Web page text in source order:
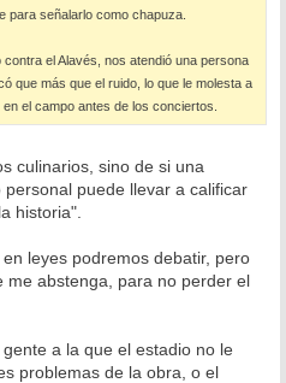
para señalarlo como chapuza.
el Alavés, nos atendió una persona
que más que el ruido, lo que le molesta a
el campo antes de los conciertos.
culinarios, sino de si una
puede llevar a calificar
historia".
leyes podremos debatir, pero
me abstenga, para no perder el
a la que el estadio no le
problemas de la obra, o el